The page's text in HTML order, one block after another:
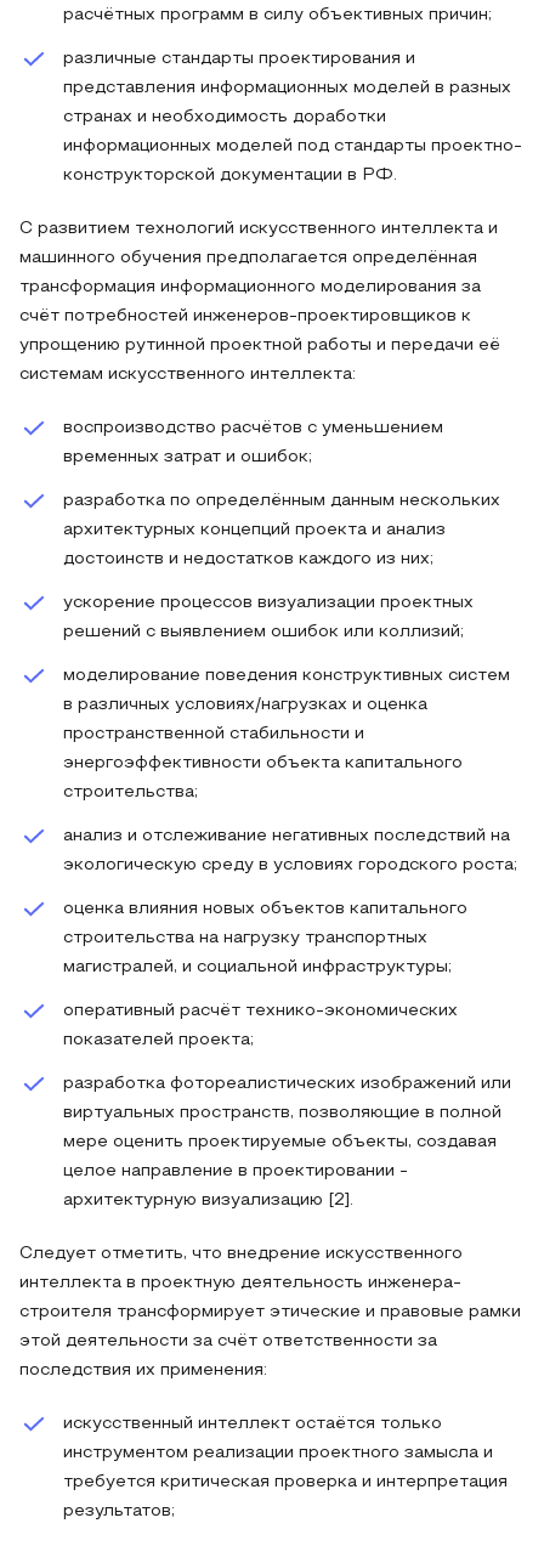
расчётных программ в силу объективных причин;
различные стандарты проектирования и
представления информационных моделей в разных
странах и необходимость доработки
информационных моделей под стандарты проектно-
конструкторской документации в РФ.
С развитием технологий искусственного интеллекта и
машинного обучения предполагается определённая
трансформация информационного моделирования за
счёт потребностей инженеров-проектировщиков к
упрощению рутинной проектной работы и передачи её
системам искусственного интеллекта:
воспроизводство расчётов с уменьшением
временных затрат и ошибок;
разработка по определённым данным нескольких
архитектурных концепций проекта и анализ
достоинств и недостатков каждого из них;
ускорение процессов визуализации проектных
решений с выявлением ошибок или коллизий;
моделирование поведения конструктивных систем
в различных условиях/нагрузках и оценка
пространственной стабильности и
энергоэффективности объекта капитального
строительства;
анализ и отслеживание негативных последствий на
экологическую среду в условиях городского роста;
оценка влияния новых объектов капитального
строительства на нагрузку транспортных
магистралей, и социальной инфраструктуры;
оперативный расчёт технико-экономических
показателей проекта;
разработка фотореалистических изображений или
виртуальных пространств, позволяющие в полной
мере оценить проектируемые объекты, создавая
целое направление в проектировании -
архитектурную визуализацию [2].
Следует отметить, что внедрение искусственного
интеллекта в проектную деятельность инженера-
строителя трансформирует этические и правовые рамки
этой деятельности за счёт ответственности за
последствия их применения:
искусственный интеллект остаётся только
инструментом реализации проектного замысла и
требуется критическая проверка и интерпретация
результатов;